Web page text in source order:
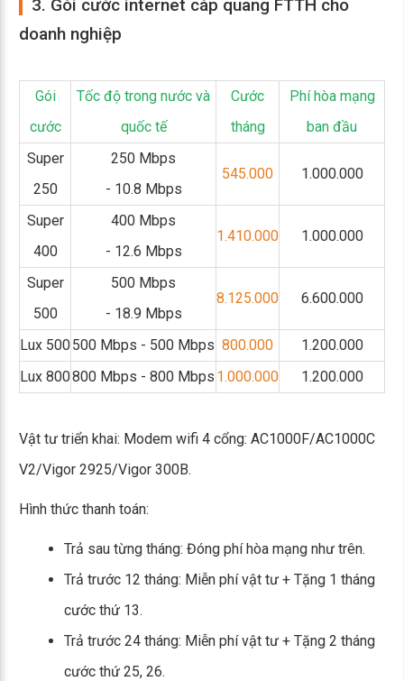
3. Gói cước internet cáp quang FTTH cho
doanh nghiệp
Gói
cước
Tốc độ trong nước và
quốc tế
Cước
tháng
Phí hòa mạng
ban đầu
Super
250
250 Mbps
- 10.8 Mbps
545.000 1.000.000
Super
400
400 Mbps
- 12.6 Mbps
1.410.000 1.000.000
Super
500
500 Mbps
- 18.9 Mbps
8.125.000 6.600.000
Lux 500500 Mbps - 500 Mbps 800.000
1.200.000
Lux 800800 Mbps - 800 Mbps 1.000.000 1.200.000
Vật tư triển khai: Modem wifi 4 cổng: AC1000F/AC1000C
V2/Vigor 2925/Vigor 300B.
Hình thức thanh toán:
Trả sau từng tháng: Đóng phí hòa mạng như trên.
Trả trước 12 tháng: Miễn phí vật tư + Tặng 1 tháng
cước thứ 13.
Trả trước 24 tháng: Miễn phí vật tư + Tặng 2 tháng
cước thứ 25, 26.